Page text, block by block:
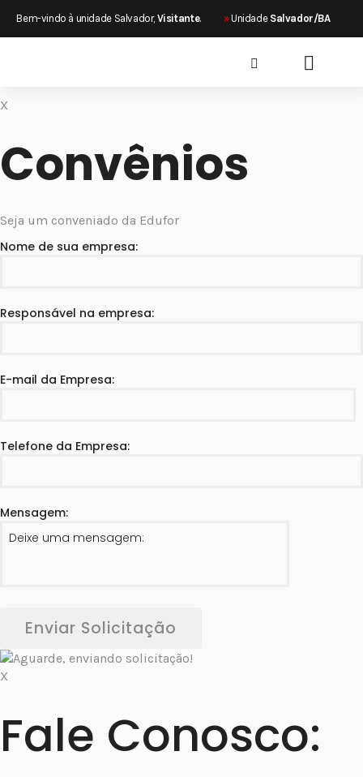
Bem-vindo à unidade Salvador, Visitante. »Unidade Salvador/BA
×
X
Convênios
Seja um conveniado da Edufor
Nome de sua empresa:
Responsável na empresa:
E-mail da Empresa:
Telefone da Empresa:
Mensagem:
Enviar Solicitação
X
Fale Conosco: